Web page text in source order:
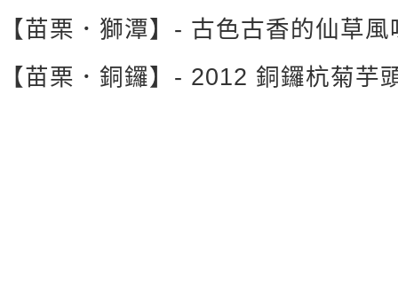
【苗栗．獅潭】- 古色古香的仙草
【苗栗．銅鑼】- 2012 銅鑼杭菊芋